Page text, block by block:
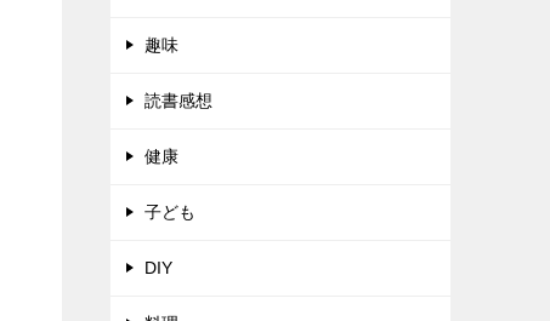
趣味
読書感想
健康
子ども
DIY